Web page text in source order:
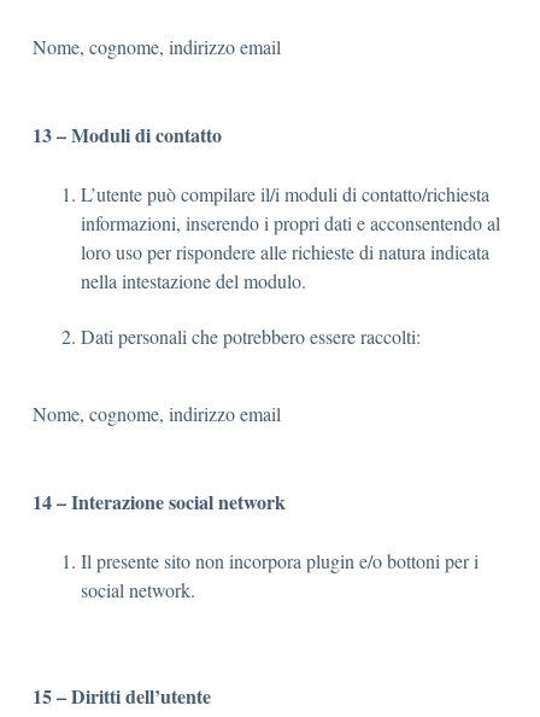
Nome, cognome, indirizzo email
13 – Moduli di contatto
L’utente può compilare il/i moduli di contatto/richiesta
informazioni, inserendo i propri dati e acconsentendo al
loro uso per rispondere alle richieste di natura indicata
nella intestazione del modulo.
Dati personali che potrebbero essere raccolti:
Nome, cognome, indirizzo email
14 – Interazione social network
Il presente sito non incorpora plugin e/o bottoni per i
social network.
15 – Diritti dell’utente